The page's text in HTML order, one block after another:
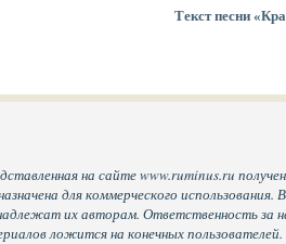
Текст песни
на сайте www.ruminus.ru
для коммерческого
их авторам. Ответственность за
ложится на конечных пользователей.